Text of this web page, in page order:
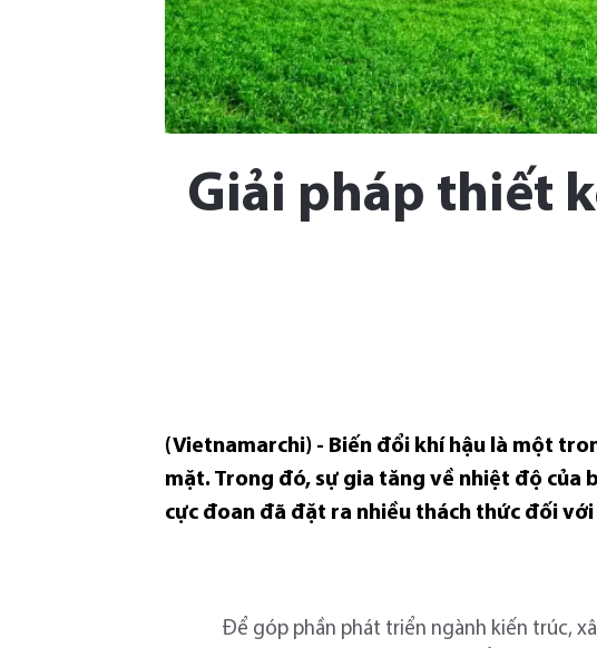
Giải pháp thiết
(Vietnamarchi) - Biến đổi khí hậu là một
mặt. Trong đó, sự gia tăng về nhiệt độ của
cực đoan đã đặt ra nhiều thách thức đối
Để góp phần phát triển ngành kiến trúc,